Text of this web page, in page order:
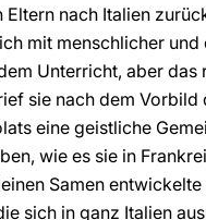
Eltern nach Italien
mit menschlicher
Unterricht, aber das
sie nach dem Vorbild
eine geistliche
wie es sie in
Samen
sich in ganz Italien